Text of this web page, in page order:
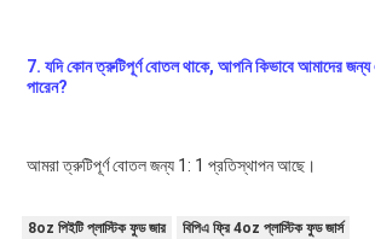
7. যদি কোন ত্রুটিপূর্ণ বোতল থাকে, আপনি কিভাবে আমাদের জন্য
পারেন?
আমরা ত্রুটিপূর্ণ বোতল জন্য 1: 1 প্রতিস্থাপন আছে।
8oz পিইটি প্লাস্টিক ফুড জার বিপিএ ফ্রি 4oz প্লাস্টিক ফুড জার্স